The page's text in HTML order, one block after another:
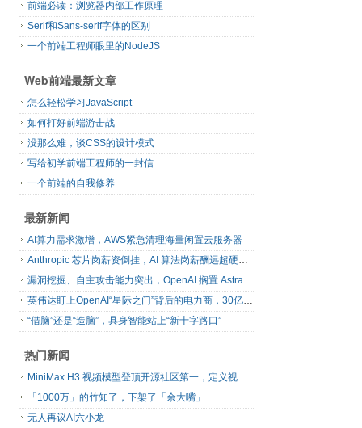
前端必读：浏览器内部工作原理
Serif和Sans-serif字体的区别
一个前端工程师眼里的NodeJS
Web前端最新文章
怎么轻松学习JavaScript
如何打好前端游击战
没那么难，谈CSS的设计模式
写给初学前端工程师的一封信
一个前端的自我修养
最新新闻
AI算力需求激增，AWS紧急清理海量闲置云服务器
Anthropic 芯片岗薪资倒挂，AI 算法岗薪酬远超硬件工程师
漏洞挖掘、自主攻击能力突出，OpenAI 搁置 Astra 模型发布
英伟达盯上OpenAI“星际之门”背后的电力商，30亿美元直接入股
“借脑”还是“造脑”，具身智能站上“新十字路口”
热门新闻
MiniMax H3 视频模型登顶开源社区第一，定义视频模型领域“斩杀线”
「1000万」的竹知了，下架了「余大嘴」
无人再议AI六小龙